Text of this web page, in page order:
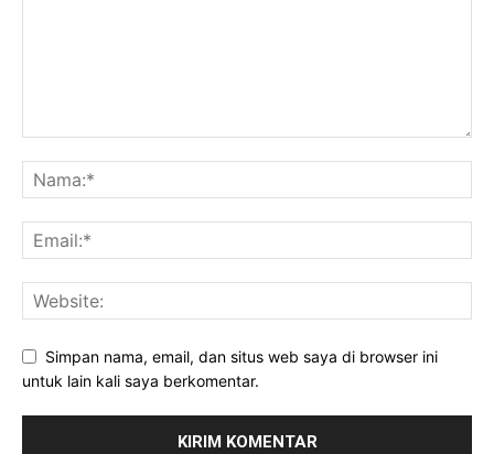
Simpan nama, email, dan situs web saya di browser ini
untuk lain kali saya berkomentar.